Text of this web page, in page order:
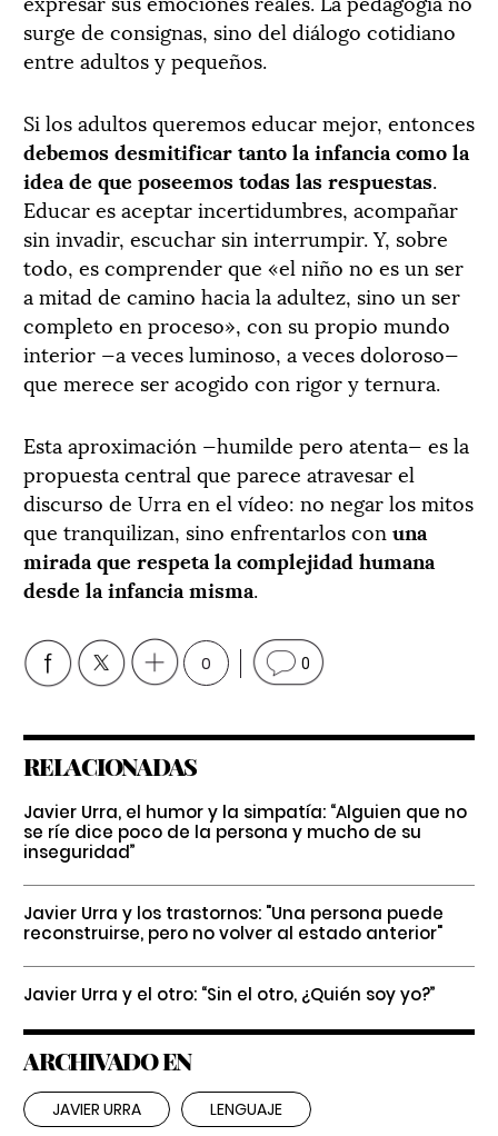
surge de consignas, sino del diálogo cotidiano
entre adultos y pequeños.
Si los adultos queremos educar mejor, entonces
debemos desmitificar tanto la infancia como la
idea de que poseemos todas las respuestas.
Educar es aceptar incertidumbres, acompañar
sin invadir, escuchar sin interrumpir. Y, sobre
todo, es comprender que «el niño no es un ser
a mitad de camino hacia la adultez, sino un ser
completo en proceso», con su propio mundo
interior —a veces luminoso, a veces doloroso—
que merece ser acogido con rigor y ternura.
Esta aproximación —humilde pero atenta— es la
propuesta central que parece atravesar el
discurso de Urra en el vídeo: no negar los mitos
que tranquilizan, sino enfrentarlos con una
mirada que respeta la complejidad humana
desde la infancia misma.
0 0
RELACIONADAS
Javier Urra, el humor y la simpatía: “Alguien que no
se ríe dice poco de la persona y mucho de su
inseguridad”
Javier Urra y los trastornos: "Una persona puede
reconstruirse, pero no volver al estado anterior"
Javier Urra y el otro: “Sin el otro, ¿Quién soy yo?”
ARCHIVADO EN
JAVIER URRA LENGUAJE